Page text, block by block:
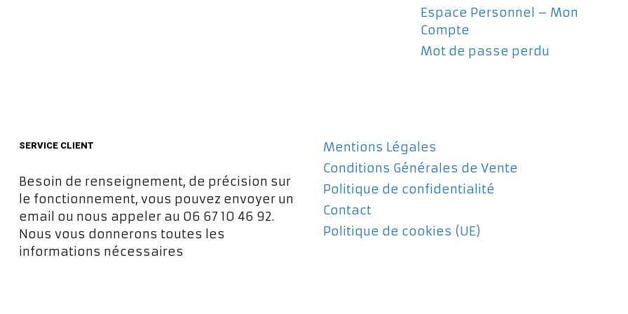
Espace Personnel – Mon
Compte
Mot de passe perdu
SERVICE CLIENT
Besoin de renseignement, de précision sur
le fonctionnement, vous pouvez envoyer un
email ou nous appeler au 06 67 10 46 92.
Nous vous donnerons toutes les
informations nécessaires
Mentions Légales
Conditions Générales de Vente
Politique de confidentialité
Contact
Politique de cookies (UE)